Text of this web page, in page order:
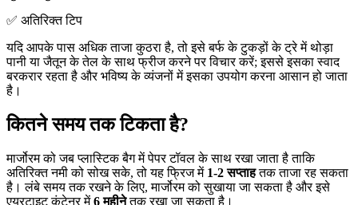
✅ अतिरिक्त टिप
यदि आपके पास अधिक ताजा कुठरा है, तो इसे बर्फ के टुकड़ों के ट्रे में थोड़ा
पानी या जैतून के तेल के साथ फ्रीज करने पर विचार करें; इससे इसका स्वाद
बरकरार रहता है और भविष्य के व्यंजनों में इसका उपयोग करना आसान हो जाता
है।
कितने समय तक टिकता है?
मार्जोरम को जब प्लास्टिक बैग में पेपर टॉवल के साथ रखा जाता है ताकि
अतिरिक्त नमी को सोख सके, तो यह फ्रिज में 1-2 सप्ताहतक ताजा रह सकता
है। लंबे समय तक रखने के लिए, मार्जोरम को सुखाया जा सकता है और इसे
एयरटाइट कंटेनर में6 महीनेतक रखा जा सकता है।